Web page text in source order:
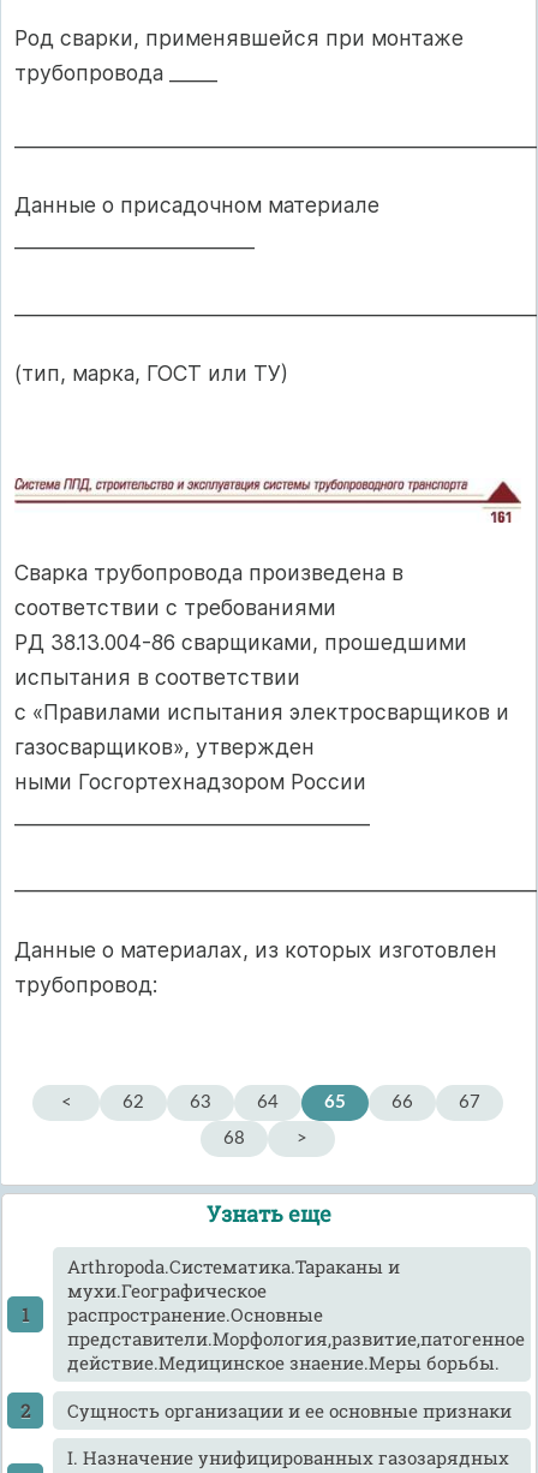
Род сварки, применявшейся при монтаже
трубопровода _____
Данные о присадочном материале
(тип, марка, ГОСТ или ТУ)
Сварка трубопровода произведена в
соответствии с требованиями
РД 38.13.004-86 сварщиками, прошедшими
испытания в соответствии
с «Правилами испытания электросварщиков и
газосварщиков», утвержден­
ными Госгортехнадзором России
Данные о материалах, из которых изготовлен
трубопровод:
< 62 63 64 65 66
67
68
>
Узнать еще
Arthropoda.Систематика.Тараканы и
мухи.Географическое
распространение.Основные
представители.Морфология,развитие,патогенное
действие.Медицинское знаение.Меры борьбы.
Cущность организации и ее основные признаки
I. Назначение унифицированных газозарядных